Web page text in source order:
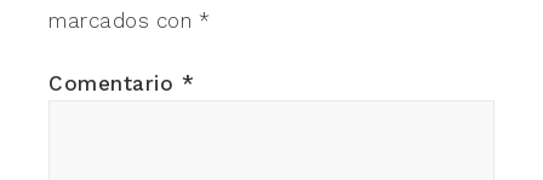
marcados con *
Comentario *